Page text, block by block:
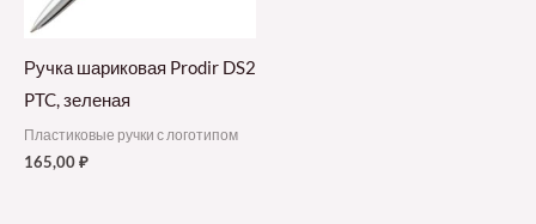
Ручка шариковая Prodir DS2
PTC, зеленая
Пластиковые ручки с логотипом
165,00₽